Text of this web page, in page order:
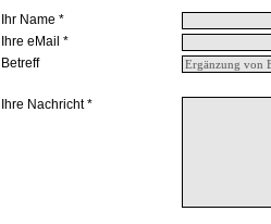
Ihr Name *
Ihre eMail *
Betreff
Ihre Nachricht *